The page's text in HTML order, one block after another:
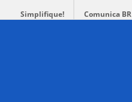
Simplifique! Comunica BR